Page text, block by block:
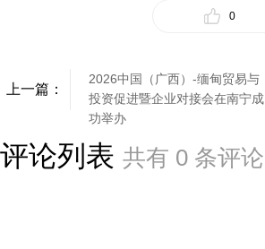
0
上一篇：
2026中国（广西）-缅甸贸易与
投资促进暨企业对接会在南宁成
功举办
评论列表 共有 0 条评论